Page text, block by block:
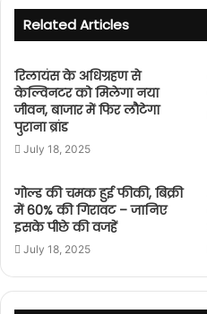
Related Articles
रिलायंस के अधिग्रहण से
केल्विनटर को मिलेगा नया
जीवन, बाजार में फिर लौटेगा
पुराना ब्रांड
July 18, 2025
गोल्ड की चमक हुई फीकी, बिक्री
में 60% की गिरावट – जानिए
इसके पीछे की वजहें
July 18, 2025